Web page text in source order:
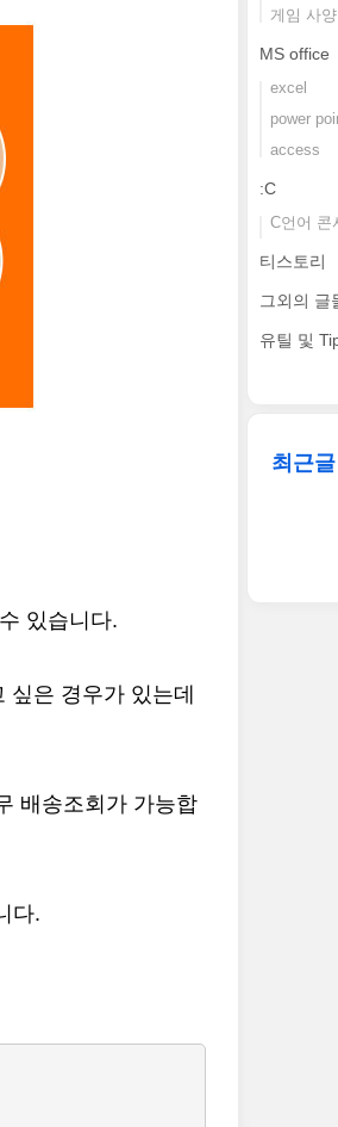
있습니다.
은 경우가 있는데
배송조회가 가능합
다.
게임 사양
MS office
excel
power
access
:C
C언어 콘
티스토리
그외의 글
유틸 및
최근글